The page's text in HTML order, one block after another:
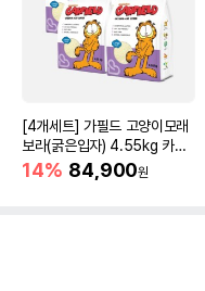
[4개세트] 가필드 고양이모래
보라(굵은입자) 4.55kg 카사
바모래
14% 84,900원